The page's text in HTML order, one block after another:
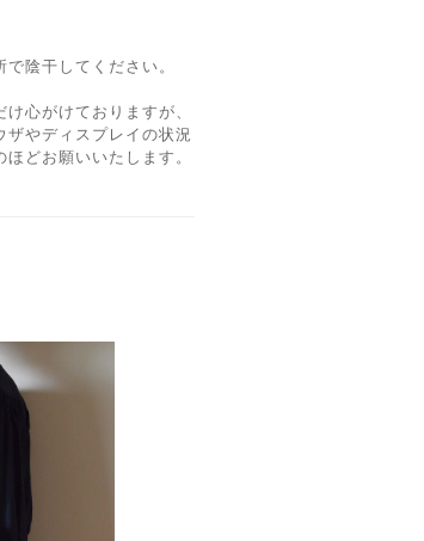
陰干してください。
心がけておりますが、
ザやディスプレイの状況
どお願いいたします。